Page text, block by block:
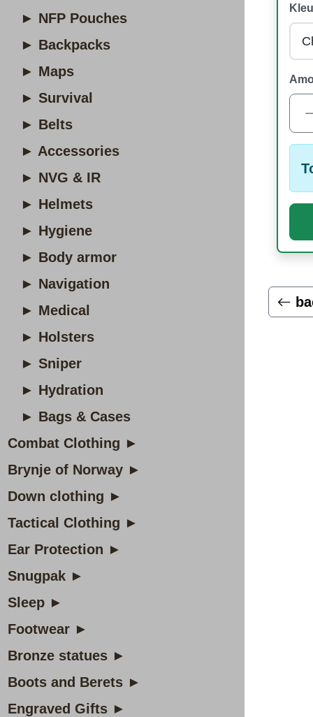
► NFP Pouches
► Backpacks
► Maps
► Survival
► Belts
► Accessories
► NVG & IR
► Helmets
► Hygiene
► Body armor
► Navigation
► Medical
► Holsters
► Sniper
► Hydration
► Bags & Cases
Combat Clothing ►
Brynje of Norway ►
Down clothing ►
Tactical Clothing ►
Ear Protection ►
Snugpak ►
Sleep ►
Footwear ►
Bronze statues ►
Boots and Berets ►
Engraved Gifts ►